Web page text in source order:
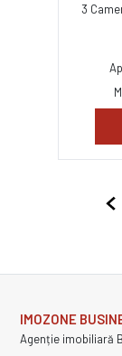
3
IMOZONE
Agenție imobiliară